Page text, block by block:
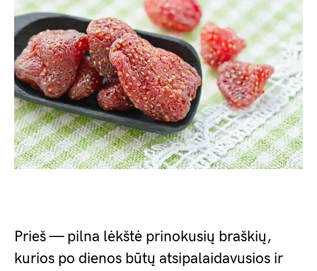
Prieš — pilna lėkštė prinokusių braškių,
kurios po dienos būtų atsipalaidavusios ir